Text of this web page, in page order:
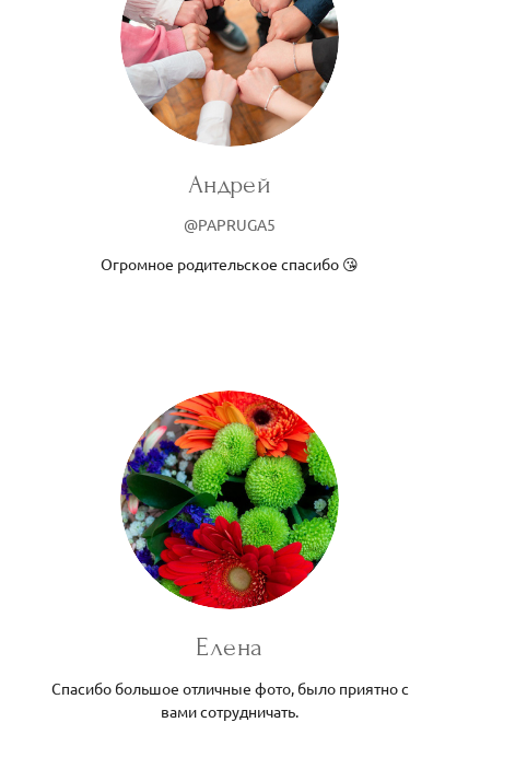
Андрей
@PAPRUGA5
Огромное родительское спасибо 😘
Елена
Спасибо большое отличные фото, было приятно с
вами сотрудничать.